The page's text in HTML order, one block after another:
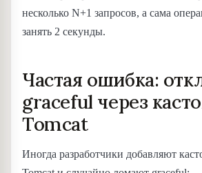
несколько N+1 запросов, а сама
занять 2 секунды.
Частая ошибка:
graceful через
Tomcat
Иногда разработчики добавляют